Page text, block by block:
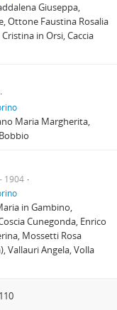
Giuseppa,
Ottone Faustina Rosalia
in Orsi, Caccia
Maria Margherita,
1904
in Gambino,
Cunegonda, Enrico
Mossetti Rosa
Vallauri Angela, Volla